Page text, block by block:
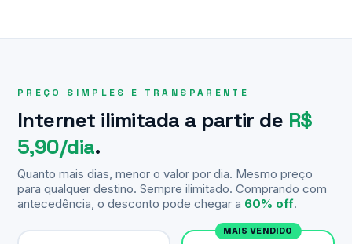
PREÇO SIMPLES E TRANSPARENTE
Internet ilimitada a partir de R$
5,90/dia.
Quanto mais dias, menor o valor por dia. Mesmo preço
para qualquer destino. Sempre ilimitado. Comprando com
antecedência, o desconto pode chegar a 60% off.
MAIS VENDIDO